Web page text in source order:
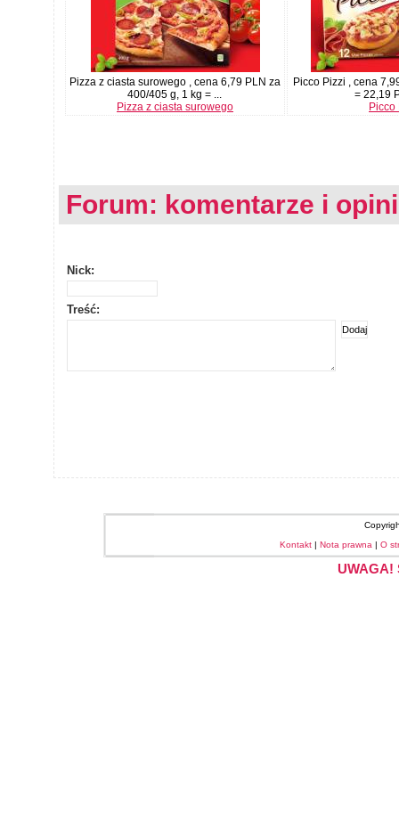
Pizza z ciasta surowego , cena 6,79 PLN za
400/405 g, 1 kg = ...
Pizza z ciasta surowego
Picco Pizzi , cena
= 22,19
Picco
Forum: komentarze i
Nick:
Treść:
Kontakt
Nota prawna O
UWAGA!